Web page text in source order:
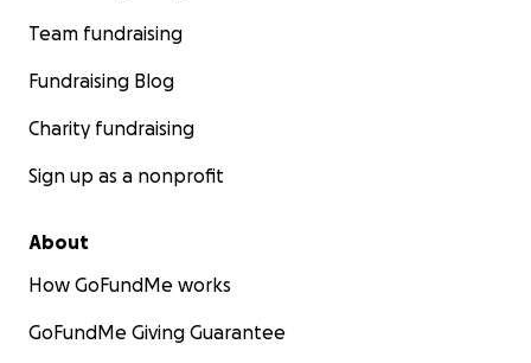
Team fundraising
Fundraising Blog
Charity fundraising
Sign up as a nonprofit
About
How GoFundMe works
GoFundMe Giving Guarantee